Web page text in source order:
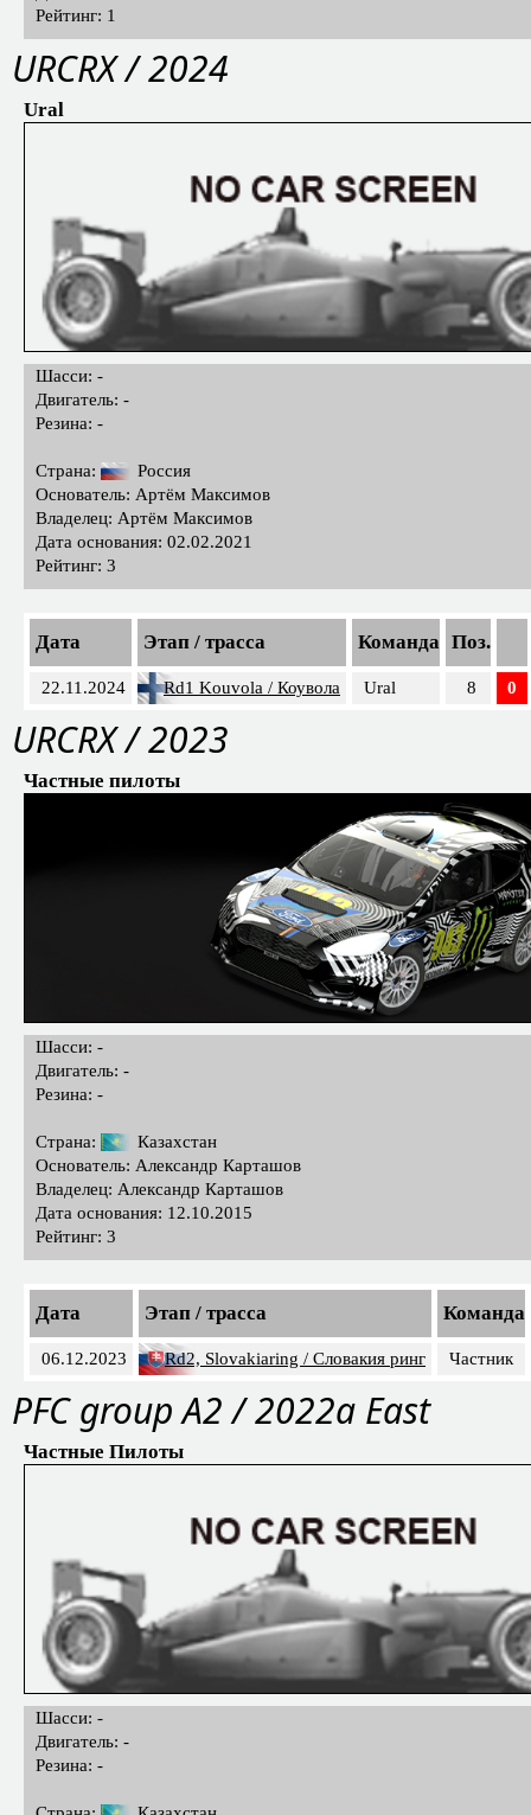
Рейтинг: 1
URCRX / 2024
Ural
Шасси: -
Двигатель: -
Резина: -
Страна:
Россия
Основатель: Артём Максимов
Владелец: Артём Максимов
Дата основания: 02.02.2021
Рейтинг: 3
Дата Этап / трасса Команда Поз.
22.11.2024 Rd1 Kouvola / Коувола Ural 8 0
URCRX / 2023
Частные пилоты
Шасси: -
Двигатель: -
Резина: -
Страна:
Казахстан
Основатель: Александр Карташов
Владелец: Александр Карташов
Дата основания: 12.10.2015
Рейтинг: 3
Дата Этап / трасса Команда
06.12.2023 Rd2, Slovakiaring / Словакия ринг Частник
PFС group A2 / 2022a East
Частные Пилоты
Шасси: -
Двигатель: -
Резина: -